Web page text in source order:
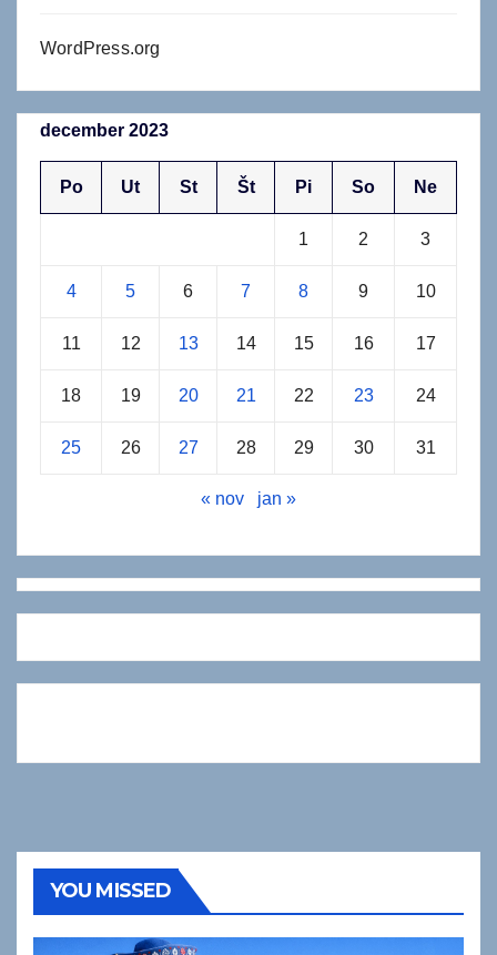
WordPress.org
december 2023
Po Ut St Št Pi So Ne
1 2 3
4 5 6 7 8 9 10
11 12 13 14 15 16 17
18 19 20 21 22 23 24
25 26 27 28 29 30 31
« nov jan »
YOU MISSED